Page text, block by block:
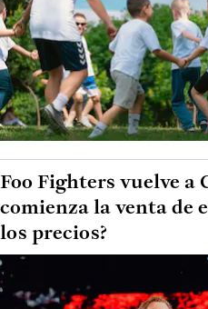
Foo Fighters vuelve a
comienza la venta de
los precios?